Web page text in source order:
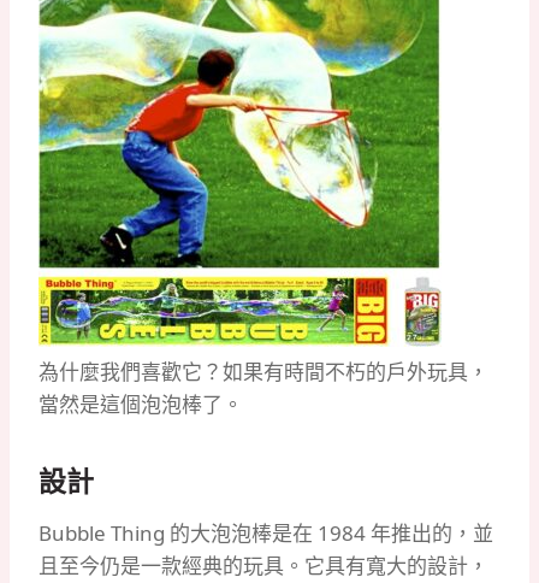
為什麼我們喜歡它？如果有時間不朽的戶外玩具，
當然是這個泡泡棒了。
設計
Bubble Thing 的大泡泡棒是在 1984 年推出的，並
且至今仍是一款經典的玩具。它具有寬大的設計，